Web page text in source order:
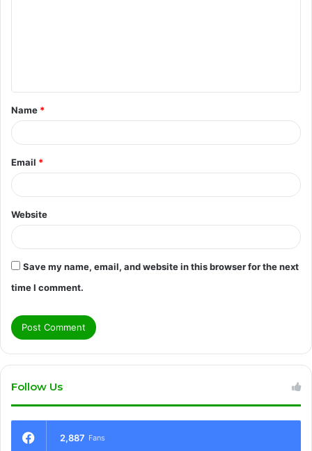
t
*
Name *
Email *
Website
Save my name, email, and website in this browser for the next
time I comment.
Follow Us
2,887 Fans